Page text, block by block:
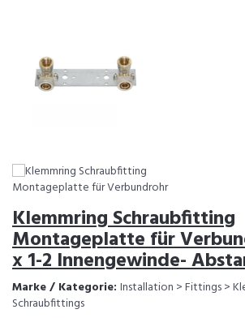
Klemmring Schraubfitting
Montageplatte für
x 1-2 Innengewinde-
Marke / Kategorie: Installation > Fittings >
Schraubfittings